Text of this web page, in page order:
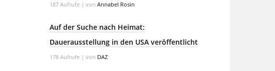
187 Aufrufe | von Annabel Rosin
Auf der Suche nach Heimat:
Dauerausstellung in den USA veröffentlicht
178 Aufrufe | von DAZ